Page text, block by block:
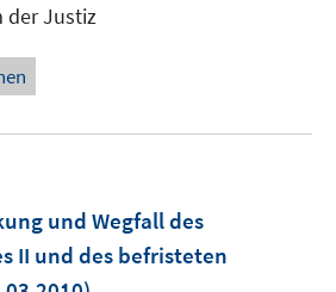
der Justiz
und Wegfall des
II und des befristeten